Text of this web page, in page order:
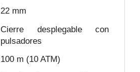
22 mm
Cierre desplegable con
pulsadores
100 m (10 ATM)